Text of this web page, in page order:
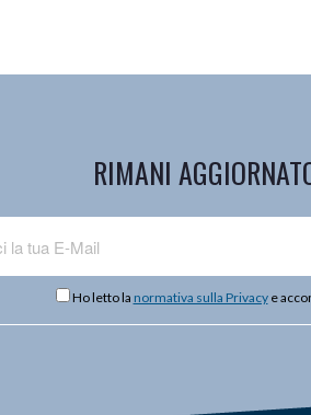
RIMANI
Ho letto la normativa sulla Privacye